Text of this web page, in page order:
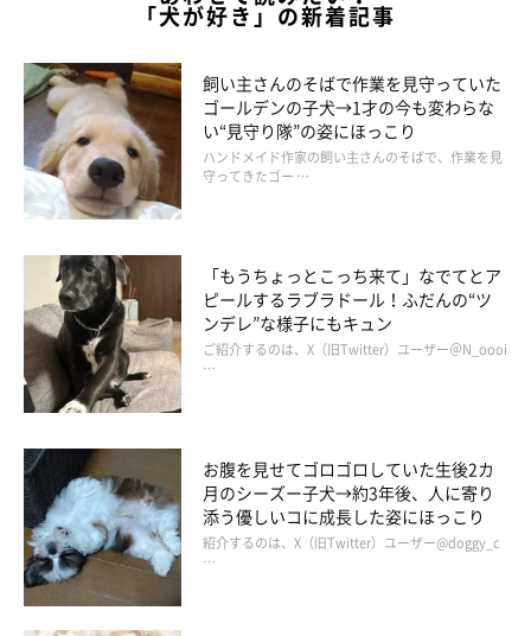
「犬が好き」の新着記事
飼い主さんのそばで作業を見守っていた
ゴールデンの子犬→1才の今も変わらな
い“見守り隊”の姿にほっこり
ハンドメイド作家の飼い主さんのそばで、作業を見
守ってきたゴー …
「もうちょっとこっち来て」なでてとア
ピールするラブラドール！ふだんの“ツ
ンデレ”な様子にもキュン
ご紹介するのは、X（旧Twitter）ユーザー＠N_oooi
…
お腹を見せてゴロゴロしていた生後2カ
月のシーズー子犬→約3年後、人に寄り
添う優しいコに成長した姿にほっこり
紹介するのは、X（旧Twitter）ユーザー@doggy_c
…